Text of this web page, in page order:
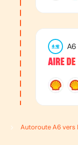
A6
AIRE DE
Autoroute A6 vers